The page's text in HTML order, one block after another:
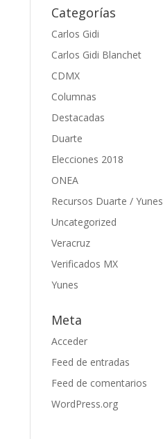
Categorías
Carlos Gidi
Carlos Gidi Blanchet
CDMX
Columnas
Destacadas
Duarte
Elecciones 2018
ONEA
Recursos Duarte / Yunes
Uncategorized
Veracruz
Verificados MX
Yunes
Meta
Acceder
Feed de entradas
Feed de comentarios
WordPress.org